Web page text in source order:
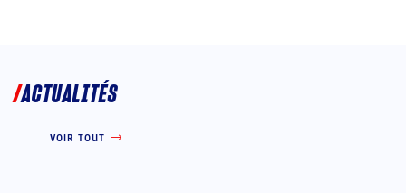
ACTUALITÉS
VOIR TOUT